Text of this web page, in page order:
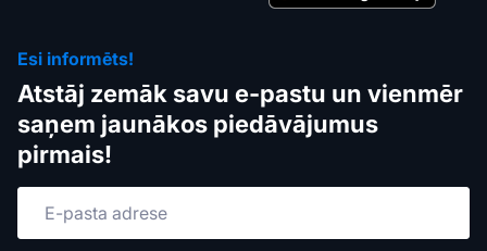
Esi informēts!
Atstāj zemāk savu e-pastu un vienmēr
saņem jaunākos piedāvājumus
pirmais!